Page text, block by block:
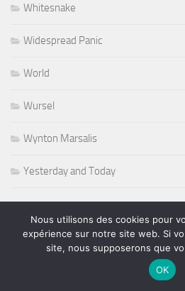
Whitesnake
Widespread Panic
World
Wursel
Wynton Marsalis
Yesterday and Today
PLUS
Nous utilisons des cookies pour
expérience sur notre site web. Si
site, nous supposerons que
OK